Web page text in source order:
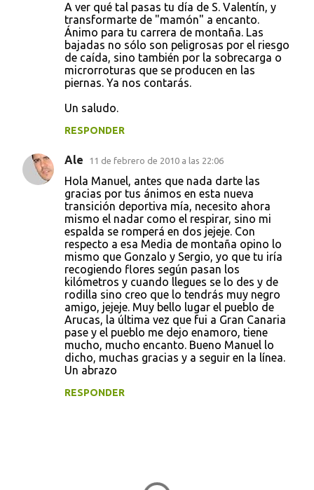
A ver qué tal pasas tu día de S. Valentín, y
transformarte de "mamón" a encanto.
Ánimo para tu carrera de montaña. Las
bajadas no sólo son peligrosas por el riesgo
de caída, sino también por la sobrecarga o
microrroturas que se producen en las
piernas. Ya nos contarás.
Un saludo.
RESPONDER
Ale 11 de febrero de 2010 a las 22:06
Hola Manuel, antes que nada darte las
gracias por tus ánimos en esta nueva
transición deportiva mía, necesito ahora
mismo el nadar como el respirar, sino mi
espalda se romperá en dos jejeje. Con
respecto a esa Media de montaña opino lo
mismo que Gonzalo y Sergio, yo que tu iría
recogiendo flores según pasan los
kilómetros y cuando llegues se lo des y de
rodilla sino creo que lo tendrás muy negro
amigo, jejeje. Muy bello lugar el pueblo de
Arucas, la última vez que fui a Gran Canaria
pase y el pueblo me dejo enamoro, tiene
mucho, mucho encanto. Bueno Manuel lo
dicho, muchas gracias y a seguir en la línea.
Un abrazo
RESPONDER